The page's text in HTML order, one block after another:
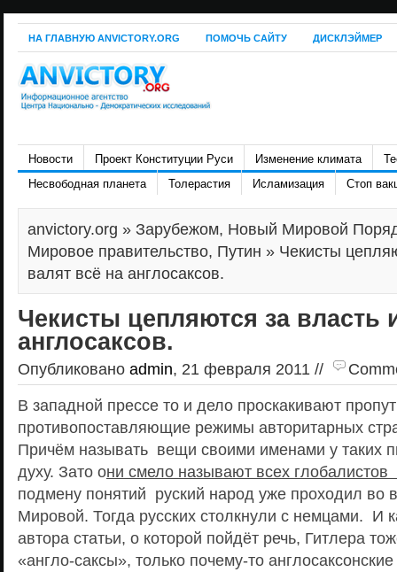
НА ГЛАВНУЮ ANVICTORY.ORG ПОМОЧЬ САЙТУ ДИСКЛЭЙМЕР
Новости Проект Конституции Руси Изменение климата
Несвободная планета
Толерастия Исламизация Стоп
anvictory.org » Зарубежом, Новый Мировой
Мировое правительство, Путин » Чекисты
валят всё на англосаксов.
Чекисты цепляются за власть
англосаксов.
Опубликовано admin, 21 февраля 2011 //
В западной прессе то и дело проскакивают
противопоставляющие режимы авторитарных
Причём называть вещи своими именами у таких
духу. Зато они смело называют всех глобалистов
подмену понятий руский народ уже проходил во
Мировой. Тогда русских столкнули с немцами. И
автора статьи, о которой пойдёт речь, Гитлера
«англо-саксы», только почему-то